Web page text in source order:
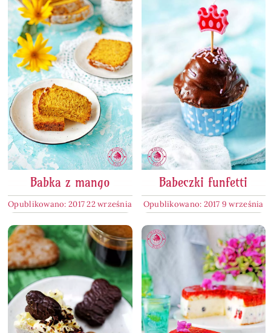
Babka z mango
Opublikowano: 2017 22 września
Babeczki funfetti
Opublikowano: 2017 9 września